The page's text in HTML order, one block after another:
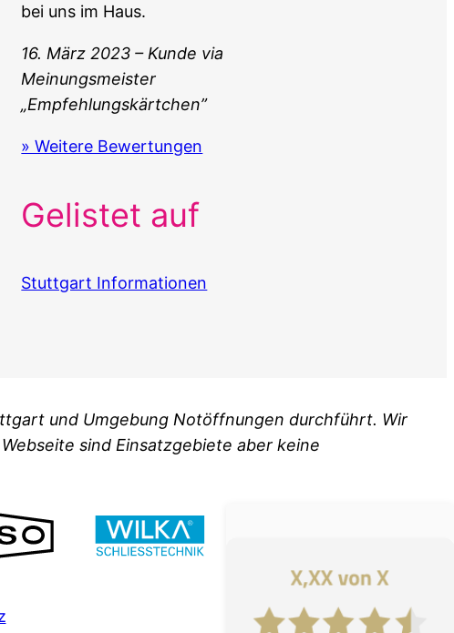
bei uns im Haus.
16. März 2023 – Kunde via
Meinungsmeister
„Empfehlungskärtchen”
» Weitere Bewertungen
Gelistet auf
Stuttgart Informationen
und Umgebung Notöffnungen durchführt. Wir
sind Einsatzgebiete aber keine